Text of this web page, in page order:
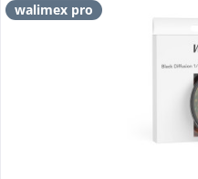
walimex pro